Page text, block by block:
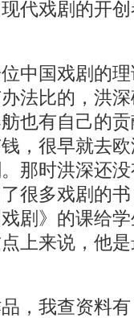
代戏剧的开
国戏剧的理
法比的，洪
也有自己的
，很早就去
那时洪深还
很多戏剧的
剧》的课给
上来说，他
我查资料有